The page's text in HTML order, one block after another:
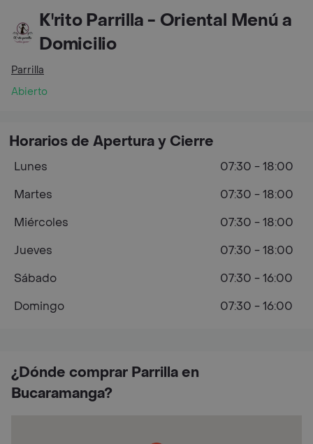
K'rito Parrilla - Oriental Menú a
Domicilio
Parrilla
Abierto
¿Dónde comprar Parrilla en
Bucaramanga?
Horarios de Apertura y Cierre
Lunes
07:30 - 18:00
Martes
07:30 - 18:00
Miércoles
07:30 - 18:00
Jueves
07:30 - 18:00
Sábado
07:30 - 16:00
Domingo
07:30 - 16:00